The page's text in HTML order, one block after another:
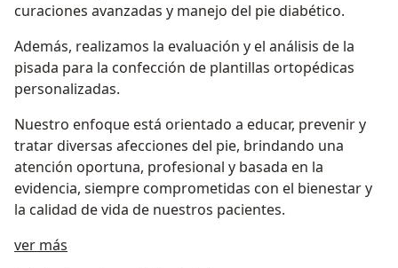
curaciones avanzadas y manejo del pie diabético.
Además, realizamos la evaluación y el análisis de la
pisada para la confección de plantillas ortopédicas
personalizadas.
Nuestro enfoque está orientado a educar, prevenir y
tratar diversas afecciones del pie, brindando una
atención oportuna, profesional y basada en la
evidencia, siempre comprometidas con el bienestar y
la calidad de vida de nuestros pacientes.
ver más